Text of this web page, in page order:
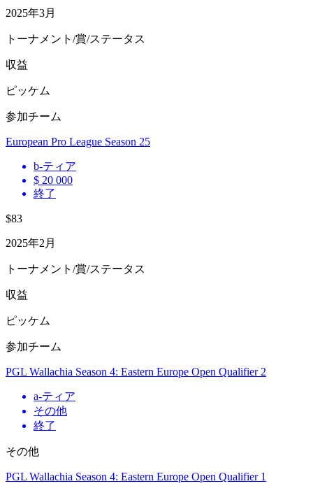
2025年3月
トーナメント/賞/ステータス
収益
ピッケム
参加チーム
European Pro League Season 25
b-ティア
$ 20 000
終了
$83
2025年2月
トーナメント/賞/ステータス
収益
ピッケム
参加チーム
PGL Wallachia Season 4: Eastern Europe Open Qualifier 2
a-ティア
その他
終了
その他
PGL Wallachia Season 4: Eastern Europe Open Qualifier 1